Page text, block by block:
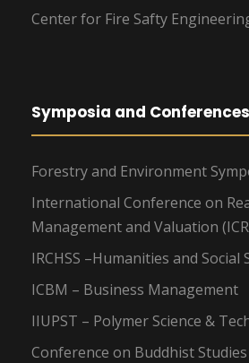
Center for Fire Safty
Symposia and Conferences
Forestry and Environment
International Conference on
Management and Valuation
IRCHSS –Humanities and Social
ICBM – Business Management
IIUPST – Polymer Science &
Conference on Buddhist Studies